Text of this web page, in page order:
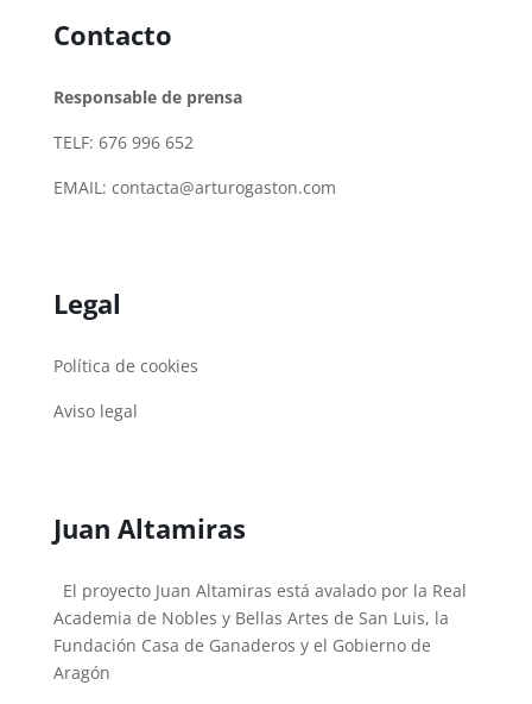
Contacto
Responsable de prensa
TELF: 676 996 652
EMAIL: contacta@arturogaston.com
Legal
Política de cookies
Aviso legal
Juan Altamiras
El proyecto Juan Altamiras está avalado por la Real
Academia de Nobles y Bellas Artes de San Luis, la
Fundación Casa de Ganaderos y el Gobierno de
Aragón